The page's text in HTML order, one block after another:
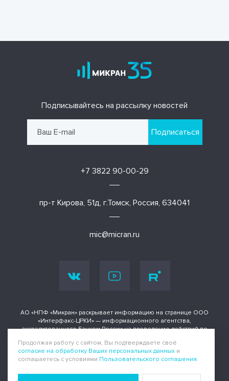
Подписывайтесь на рассылку новостей
Подписаться
+7 3822 90-00-29
mic@micran.ru
пр-т Кирова, 51д, г.Томск, Россия, 634041
АО «НПФ «Микран» раскрывает информацию на странице ООО
«Интерфакс-ЦРКИ» — информационного агентства,
аккредитованного Банком России на проведение действий по
инструментах.
Информация доступна по адресу
Продолжая работу с сайтом, Вы подтверждаете своё
согласие на обработку Ваших персональных данных и
соглашаетесь с условиями Пользовательского соглашения.